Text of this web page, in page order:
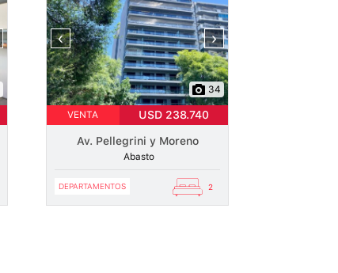
‹ ›
34
VENTA USD 238.740
Av. Pellegrini y Moreno
Abasto
DEPARTAMENTOS 2